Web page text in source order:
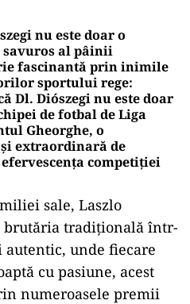
nu este doar o
al pâinii
fascinantă prin inimile
sportului rege:
Dl. Diószegi nu este doar
de fotbal de Liga
Gheorghe, o
extraordinară de
competiției
sale, Laszlo
brutăria tradițională într-
unde fiecare
cu pasiune, acest
numeroasele premii